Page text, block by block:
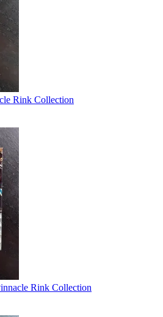
Rink Collection
Rink Collection